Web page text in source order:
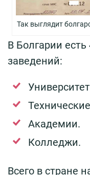
Так выглядит
В Болгарии
заведений:
Академии.
Колледжи.
Всего в стране